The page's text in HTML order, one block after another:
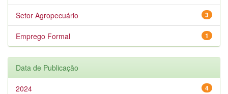
3
Setor Agropecuário
1
Emprego Formal
Data de Publicação
4
2024